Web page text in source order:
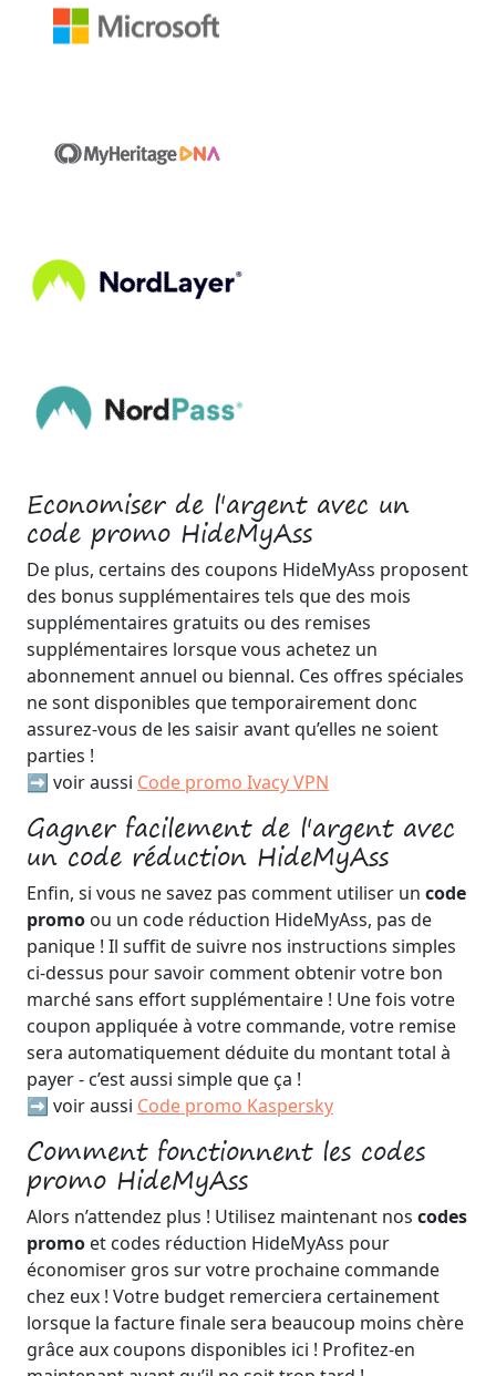
Economiser de l'argent avec un
code promo HideMyAss
De plus, certains des coupons HideMyAss proposent
des bonus supplémentaires tels que des mois
supplémentaires gratuits ou des remises
supplémentaires lorsque vous achetez un
abonnement annuel ou biennal. Ces offres spéciales
ne sont disponibles que temporairement donc
assurez-vous de les saisir avant qu’elles ne soient
parties !
➡️ voir aussi Code promo Ivacy VPN
Gagner facilement de l'argent avec
un code réduction HideMyAss
Enfin, si vous ne savez pas comment utiliser un code
promo ou un code réduction HideMyAss, pas de
panique ! Il suffit de suivre nos instructions simples
ci-dessus pour savoir comment obtenir votre bon
marché sans effort supplémentaire ! Une fois votre
coupon appliquée à votre commande, votre remise
sera automatiquement déduite du montant total à
payer - c’est aussi simple que ça !
➡️ voir aussi Code promo Kaspersky
Comment fonctionnent les codes
promo HideMyAss
Alors n’attendez plus ! Utilisez maintenant nos codes
promo et codes réduction HideMyAss pour
économiser gros sur votre prochaine commande
chez eux ! Votre budget remerciera certainement
lorsque la facture finale sera beaucoup moins chère
grâce aux coupons disponibles ici ! Profitez-en